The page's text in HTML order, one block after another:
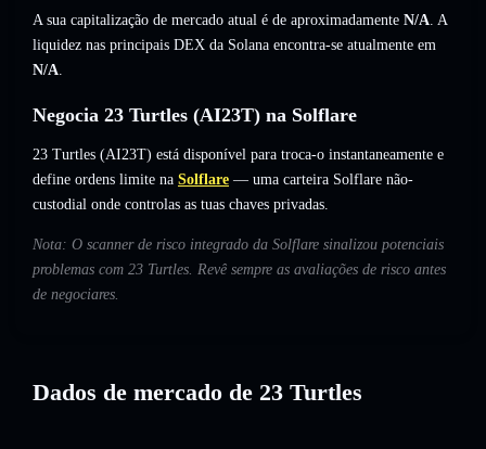
A sua capitalização de mercado atual é de aproximadamente N/A. A
liquidez nas principais DEX da Solana encontra-se atualmente em
N/A.
Negocia 23 Turtles (AI23T) na Solflare
23 Turtles (AI23T) está disponível para troca-o instantaneamente e
define ordens limite na Solflare — uma carteira Solflare não-
custodial onde controlas as tuas chaves privadas.
Nota: O scanner de risco integrado da Solflare sinalizou potenciais
problemas com 23 Turtles. Revê sempre as avaliações de risco antes
de negociares.
Dados de mercado de 23 Turtles